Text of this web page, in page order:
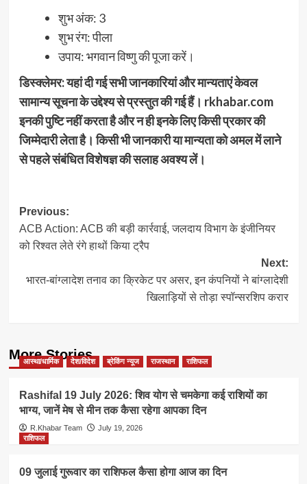
शुभ अंक: 3
शुभ रंग: पीला
उपाय: भगवान विष्णु की पूजा करें।
डिस्क्लेमर: यहां दी गई सभी जानकारियां और मान्यताएं केवल
सामान्य सूचना के उद्देश्य से प्रस्तुत की गई हैं। rkhabar.com
इनकी पुष्टि नहीं करता है और न ही इनके लिए किसी प्रकार की
जिम्मेदारी लेता है। किसी भी जानकारी या मान्यता को अमल में लाने
से पहले संबंधित विशेषज्ञ की सलाह अवश्य लें।
Post
navigation
Previous:
ACB Action: ACB की बड़ी कार्रवाई, जलदाय विभाग के इंजीनियर
को रिश्वत लेते रंगे हाथों किया ट्रैप
Next:
भारत-बांग्लादेश तनाव का क्रिकेट पर असर, इन कंपनियों ने बांग्लादेशी
खिलाड़ियों से तोड़ा स्पॉन्सरशिप करार
More Stories
आस्था/धार्मिक देश/विदेश ब्रेकिंग न्यूज राजस्थान राशिफल
Rashifal 19 July 2026: शिव योग से चमकेगा कई राशियों का
भाग्य, जानें मेष से मीन तक कैसा रहेगा आपका दिन
R.Khabar Team
July 19, 2026
राशिफल
09 जुलाई गुरूवार का राशिफल कैसा होगा आज का दिन